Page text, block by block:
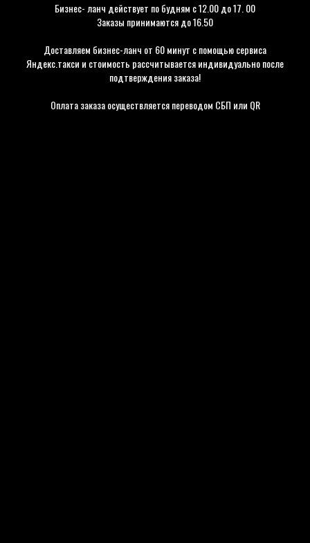
Бизнес- ланч действует по будням с 12.00 до 17. 00
Заказы принимаются до 16.50
Доставляем бизнес-ланч от 60 минут с помощью сервиса
Яндекс.такси и стоимость рассчитывается индивидуально после
подтверждения заказа!
Оплата заказа осуществляется переводом СБП или QR